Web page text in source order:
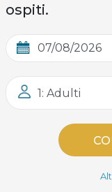
ospiti.
1: Adulti